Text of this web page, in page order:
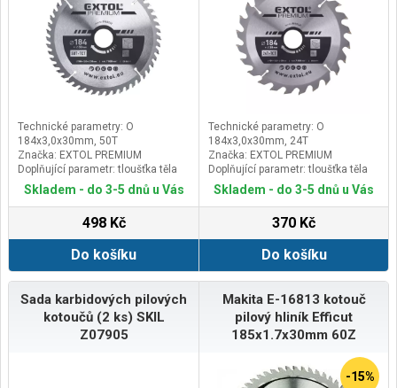
Technické parametry: O
184x3,0x30mm, 50T
Značka: EXTOL PREMIUM
Doplňující parametr: tloušťka těla
kotouče 2,2mm, max.ot. 7000/min.
Skladem - do 3-5 dnů u Vás
498 Kč
Do košíku
Technické parametry: O
184x3,0x30mm, 24T
Značka: EXTOL PREMIUM
Doplňující parametr: tloušťka těla
kotouče 2,2mm, max.ot. 7000/min.
Skladem - do 3-5 dnů u Vás
370 Kč
Do košíku
Sada karbidových pilových
kotoučů (2 ks) SKIL
Z07905
Makita E-16813 kotouč
pilový hliník Efficut
185x1.7x30mm 60Z
-15%